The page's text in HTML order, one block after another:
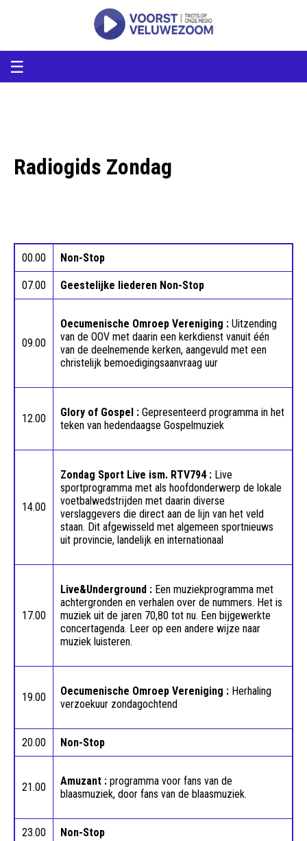
☰
Radiogids Zondag
00.00 Non-Stop
07.00 Geestelijke liederen Non-Stop
09.00
Oecumenische Omroep Vereniging : Uitzending
van de OOV met daarin een kerkdienst vanuit één
van de deelnemende kerken, aangevuld met een
christelijk bemoedigingsaanvraag uur
12.00 Glory of Gospel : Gepresenteerd programma in het
teken van hedendaagse Gospelmuziek
14.00
Zondag Sport Live ism. RTV794 : Live
sportprogramma met als hoofdonderwerp de lokale
voetbalwedstrijden met daarin diverse
verslaggevers die direct aan de lijn van het veld
staan. Dit afgewisseld met algemeen sportnieuws
uit provincie, landelijk en internationaal
17.00
Live&Underground : Een muziekprogramma met
achtergronden en verhalen over de nummers. Het is
muziek uit de jaren 70,80 tot nu. Een bijgewerkte
concertagenda. Leer op een andere wijze naar
muziek luisteren.
19.00 Oecumenische Omroep Vereniging : Herhaling
verzoekuur zondagochtend
20.00 Non-Stop
21.00 Amuzant : programma voor fans van de
blaasmuziek, door fans van de blaasmuziek.
23.00 Non-Stop